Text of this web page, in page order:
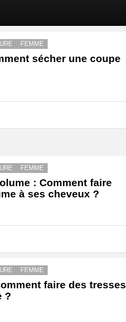
FEMME
sécher une coupe
FEMME
: Comment faire
à ses cheveux ?
FEMME
faire des tresses
?